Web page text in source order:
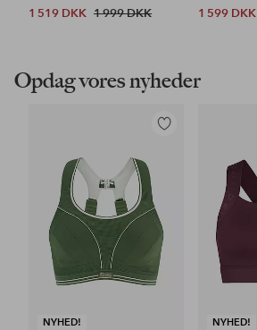
1 519 DKK 1 999 DKK
1 599 DKK
Opdag vores nyheder
NYHED!
Tilføj
NYHED!